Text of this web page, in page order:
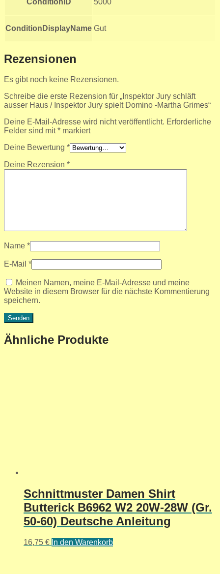
ConditionDisplayName Gut
Rezensionen
Es gibt noch keine Rezensionen.
Schreibe die erste Rezension für „Inspektor Jury schläft
ausser Haus / Inspektor Jury spielt Domino -Martha Grimes“
Deine E-Mail-Adresse wird nicht veröffentlicht. Erforderliche
Felder sind mit* markiert
Deine Bewertung *
Deine Rezension *
Name *
E-Mail *
Meinen Namen, meine E-Mail-Adresse und meine
Website in diesem Browser für die nächste Kommentierung
speichern.
Ähnliche Produkte
Schnittmuster Damen Shirt
Butterick B6962 W2 20W-28W (Gr.
50-60) Deutsche Anleitung
16,75 € In den Warenkorb